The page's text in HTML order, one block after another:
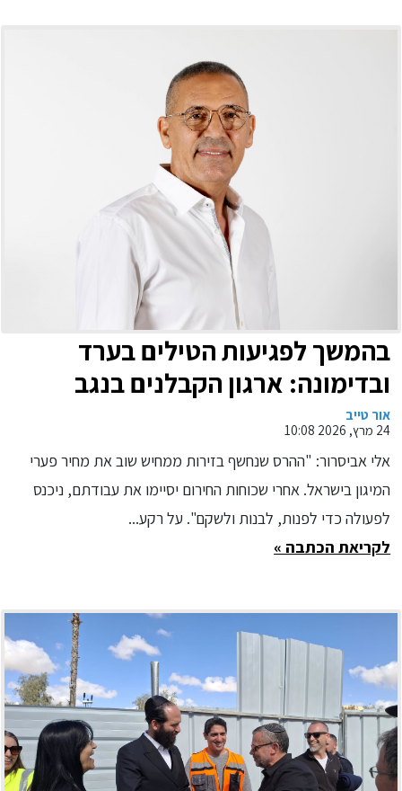
בהמשך לפגיעות הטילים בערד
ובדימונה: ארגון הקבלנים בנגב
הודיע על התגייסות לשיקום המבנים
שנפגעו
אור טייב
24 מרץ, 2026 10:08
אלי אביסרור: "ההרס שנחשף בזירות ממחיש שוב את מחיר פערי
המיגון בישראל. אחרי שכוחות החירום יסיימו את עבודתם, ניכנס
לפעולה כדי לפנות, לבנות ולשקם". על רקע...
לקריאת הכתבה »